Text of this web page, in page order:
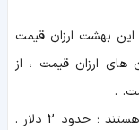
بهشت ارزان قیمت
های ارزان قیمت ، از
.
­ هزینه های مترو درآن نیز فوق العاده مناسب هستند ؛ حدود 2 دلار .